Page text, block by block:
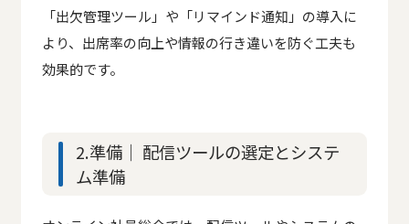
「出欠管理ツール」や「リマインド通知」の導入に
より、出席率の向上や情報の行き違いを防ぐ工夫も
効果的です。
2.準備｜ 配信ツールの選定とシステ
ム準備